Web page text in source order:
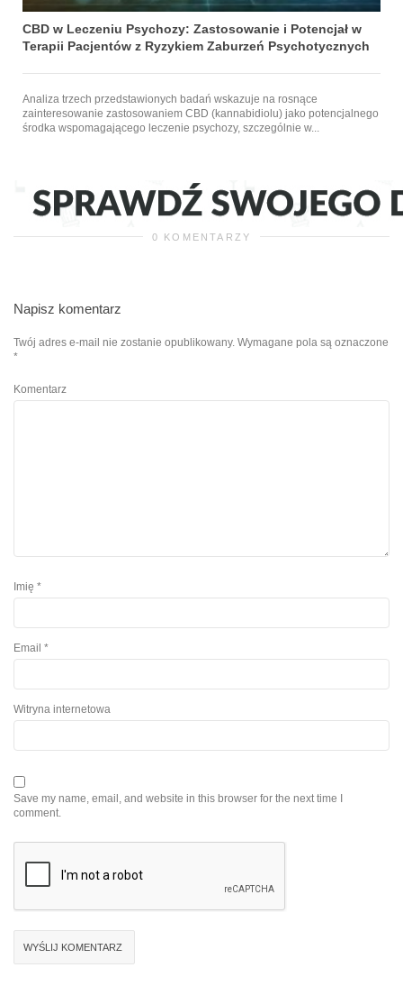
CBD w Leczeniu Psychozy: Zastosowanie i Potencjał w
Terapii Pacjentów z Ryzykiem Zaburzeń Psychotycznych
Analiza trzech przedstawionych badań wskazuje na rosnące
zainteresowanie zastosowaniem CBD (kannabidiolu) jako potencjalnego
środka wspomagającego leczenie psychozy, szczególnie w...
0 KOMENTARZY
Napisz komentarz
Twój adres e-mail nie zostanie opublikowany. Wymagane pola są oznaczone
*
Komentarz
Imię *
Email *
Witryna internetowa
Save my name, email, and website in this browser for the next time I
comment.